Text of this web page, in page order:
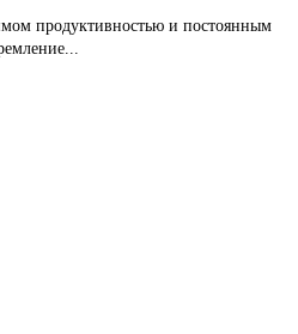
продуктивностью и постоянным